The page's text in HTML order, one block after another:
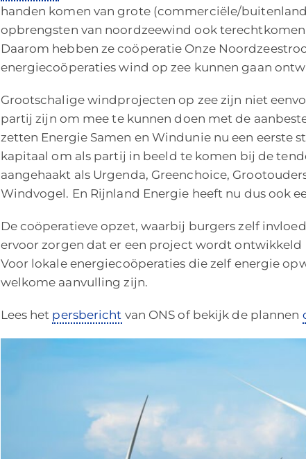
handen komen van grote (commerciële/
opbrengsten van noordzeewind ook
Daarom hebben ze coöperatie Onze
energiecoöperaties wind op zee kunnen gaan
Grootschalige windprojecten op zee zijn niet
partij zijn om mee te kunnen doen met de
zetten Energie Samen en Windunie nu een eerste
kapitaal om als partij in beeld te komen bij de
aangehaakt als Urgenda, Greenchoice,
Windvogel. En Rijnland Energie heeft nu dus ook
De coöperatieve opzet, waarbij burgers zelf
ervoor zorgen dat er een project wordt
Voor lokale energiecoöperaties die zelf energie
welkome aanvulling zijn.
Lees het persbericht van ONS of bekijk de plannen